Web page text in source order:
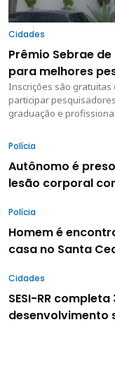
Cidades
Prêmio Sebrae
para melhores
Inscrições são gratuitas
participar
graduação e
Polícia
Autônomo é
lesão corporal
Polícia
Homem é
casa no Santa
Cidades
SESI-RR
desenvolvimento